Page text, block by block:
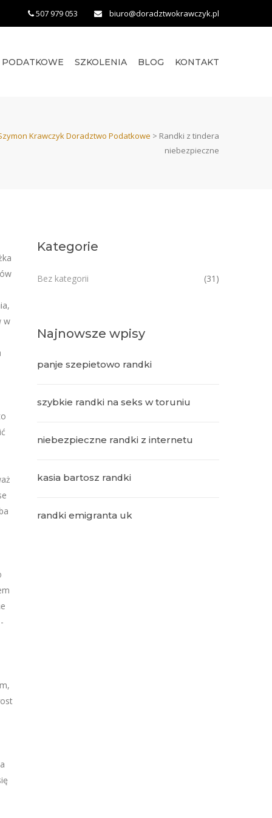
507 979 053 biuro@doradztwokrawczyk.pl
SZKOLENIA BLOG KONTAKT
Krawczyk Doradztwo Podatkowe > Randki z tindera
niebezpieczne
w
Kategorie
Bez kategorii (31)
Najnowsze wpisy
panje szepietowo randki
szybkie randki na seks w toruniu
niebezpieczne randki z internetu
kasia bartosz randki
randki emigranta uk